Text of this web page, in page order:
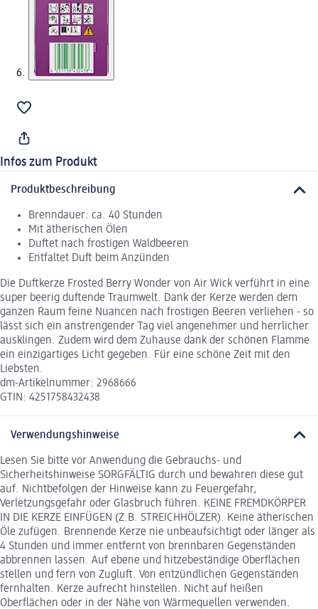
Infos zum Produkt
Produktbeschreibung
Brenndauer: ca. 40 Stunden
Mit ätherischen Ölen
Duftet nach frostigen Waldbeeren
Entfaltet Duft beim Anzünden
Die Duftkerze Frosted Berry Wonder von Air Wick verführt in eine
super beerig duftende Traumwelt. Dank der Kerze werden dem
ganzen Raum feine Nuancen nach frostigen Beeren verliehen - so
lässt sich ein anstrengender Tag viel angenehmer und herrlicher
ausklingen. Zudem wird dem Zuhause dank der schönen Flamme
ein einzigartiges Licht gegeben. Für eine schöne Zeit mit den
Liebsten.
dm-Artikelnummer: 2968666
GTIN: 4251758432438
Verwendungshinweise
Lesen Sie bitte vor Anwendung die Gebrauchs- und
Sicherheitshinweise SORGFÄLTIG durch und bewahren diese gut
auf. Nichtbefolgen der Hinweise kann zu Feuergefahr,
Verletzungsgefahr oder Glasbruch führen. KEINE FREMDKÖRPER
IN DIE KERZE EINFÜGEN (Z.B. STREICHHÖLZER). Keine ätherischen
Öle zufügen. Brennende Kerze nie unbeaufsichtigt oder länger als
4 Stunden und immer entfernt von brennbaren Gegenständen
abbrennen lassen. Auf ebene und hitzebeständige Oberflächen
stellen und fern von Zugluft. Von entzündlichen Gegenständen
fernhalten. Kerze aufrecht hinstellen. Nicht auf heißen
Oberflächen oder in der Nähe von Wärmequellen verwenden.